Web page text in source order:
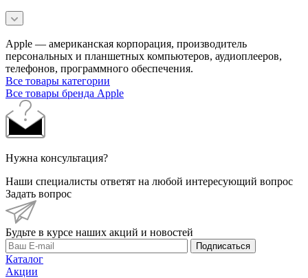
Apple — американская корпорация, производитель
персональных и планшетных компьютеров, аудиоплееров,
телефонов, программного обеспечения.
Все товары категории
Все товары бренда Apple
Нужна консультация?
Наши специалисты ответят на любой интересующий вопрос
Задать вопрос
Будьте в курсе наших акций и новостей
Подписаться
Каталог
Акции